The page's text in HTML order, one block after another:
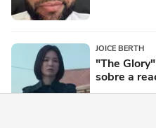
JOICE BERTH
"The
sobre a